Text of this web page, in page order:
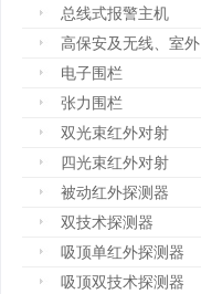
总线式报警主机
高保安及无线、室外
电子围栏
张力围栏
双光束红外对射
四光束红外对射
被动红外探测器
双技术探测器
吸顶单红外探测器
吸顶双技术探测器